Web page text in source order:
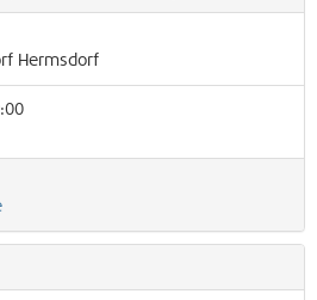
Hermsdorf